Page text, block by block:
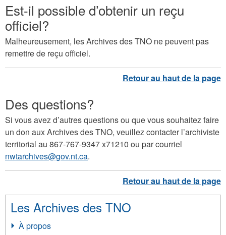
Est-il possible d’obtenir un reçu
officiel?
Malheureusement, les Archives des TNO ne peuvent pas
remettre de reçu officiel.
Des questions?
Si vous avez d’autres questions ou que vous souhaitez faire
un don aux Archives des TNO, veuillez contacter l’archiviste
territorial au 867-767-9347 x71210 ou par courriel
nwtarchives@gov.nt.ca.
Les Archives des TNO
À propos